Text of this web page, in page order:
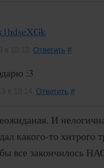
Ответить #
:3
Ответить #
И
какого-то хитрого
все закончилось